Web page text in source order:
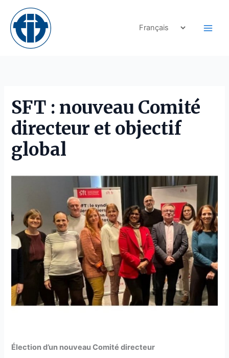
content
SFT : nouveau Comité
directeur et objectif
global
Élection d’un nouveau Comité directeur